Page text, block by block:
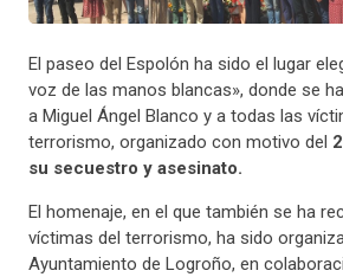
El paseo del Espolón ha sido el lugar
voz de las manos blancas», donde se
a Miguel Ángel Blanco y a todas las
terrorismo, organizado con motivo del
su secuestro y asesinato.
El homenaje, en el que también se ha
víctimas del terrorismo, ha sido
Ayuntamiento de Logroño, en